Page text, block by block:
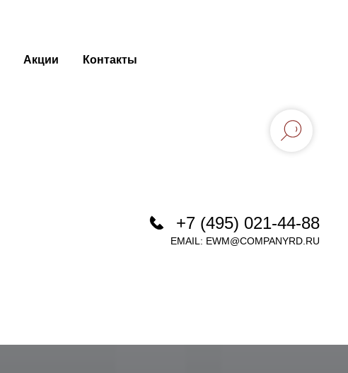
Акции Контакты
+7 (495) 021-44-88
EMAIL: EWM@COMPANYRD.RU